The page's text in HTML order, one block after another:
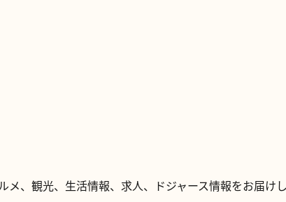
、観光、生活情報、求人、ドジャース情報をお届け